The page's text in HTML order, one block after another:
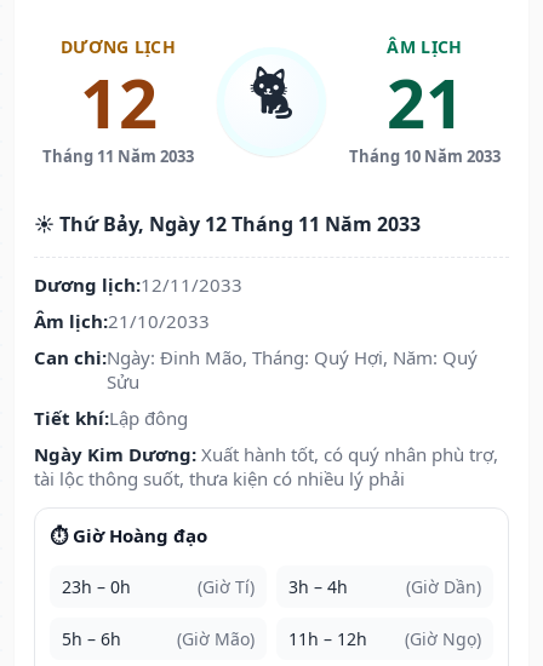
DƯƠNG LỊCH
12
Tháng 11 Năm 2033
🐈
ÂM LỊCH
21
Tháng 10 Năm 2033
☀️ Thứ Bảy, Ngày 12 Tháng 11 Năm 2033
Dương lịch:12/11/2033
Âm lịch:21/10/2033
Can chi:Ngày: Đinh Mão, Tháng: Quý Hợi, Năm: Quý
Sửu
Tiết khí:Lập đông
Ngày Kim Dương: Xuất hành tốt, có quý nhân phù trợ,
tài lộc thông suốt, thưa kiện có nhiều lý phải
⏱️ Giờ Hoàng đạo
23h – 0h (Giờ Tí) 3h – 4h (Giờ Dần)
5h – 6h (Giờ Mão) 11h – 12h (Giờ Ngọ)